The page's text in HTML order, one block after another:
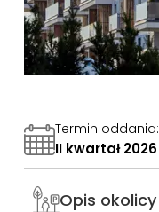
Termin oddania:
II kwartał 2026
Opis okolicy